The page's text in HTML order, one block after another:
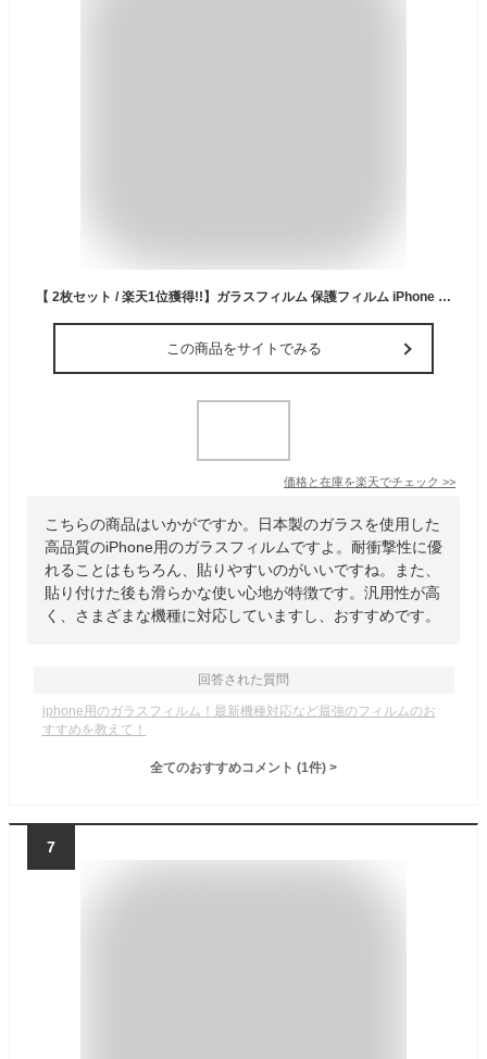
【 2枚セット / 楽天1位獲得!!】ガラスフィルム 保護フィルム iPhone フィルム iPhone17 Air iPhone16 16e iPhone15 iPhone14 Puls pro Max iPhone13 mini pro Max iPhone12 iPhoneSE SE2 SE3 第3世代 第2世代 iPhone11 アイフォン 液晶保護フィルム 17pro iPhone16pro
この商品をサイトでみる
価格と在庫を楽天でチェック >>
こちらの商品はいかがですか。日本製のガラスを使用した
高品質のiPhone用のガラスフィルムですよ。耐衝撃性に優
れることはもちろん、貼りやすいのがいいですね。また、
貼り付けた後も滑らかな使い心地が特徴です。汎用性が高
く、さまざまな機種に対応していますし、おすすめです。
回答された質問
iphone用のガラスフィルム！最新機種対応など最強のフィルムのお
すすめを教えて！
全てのおすすめコメント (1件) >
7